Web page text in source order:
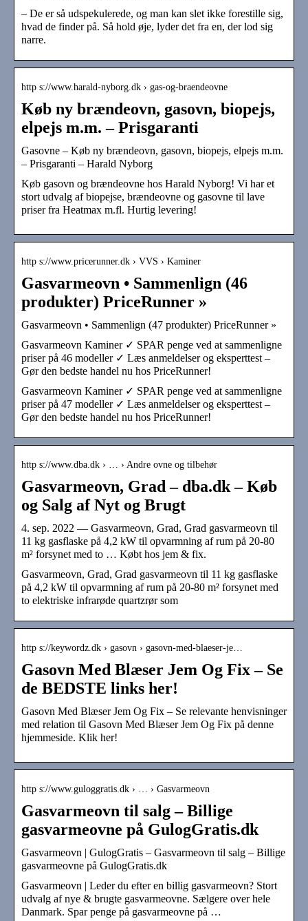
– De er så udspekulerede, og man kan slet ikke forestille sig,
hvad de finder på. Så hold øje, lyder det fra en, der lod sig
narre.
http s://www.harald-nyborg.dk › gas-og-braendeovne
Køb ny brændeovn, gasovn, biopejs,
elpejs m.m. – Prisgaranti
Gasovne – Køb ny brændeovn, gasovn, biopejs, elpejs m.m.
– Prisgaranti – Harald Nyborg
Køb gasovn og brændeovne hos Harald Nyborg! Vi har et
stort udvalg af biopejse, brændeovne og gasovne til lave
priser fra Heatmax m.fl. Hurtig levering!
http s://www.pricerunner.dk › VVS › Kaminer
Gasvarmeovn • Sammenlign (46
produkter) PriceRunner »
Gasvarmeovn • Sammenlign (47 produkter) PriceRunner »
Gasvarmeovn Kaminer ✓ SPAR penge ved at sammenligne
priser på 46 modeller ✓ Læs anmeldelser og eksperttest –
Gør den bedste handel nu hos PriceRunner!
Gasvarmeovn Kaminer ✓ SPAR penge ved at sammenligne
priser på 47 modeller ✓ Læs anmeldelser og eksperttest –
Gør den bedste handel nu hos PriceRunner!
http s://www.dba.dk › … › Andre ovne og tilbehør
Gasvarmeovn, Grad – dba.dk – Køb
og Salg af Nyt og Brugt
4. sep. 2022 — Gasvarmeovn, Grad, Grad gasvarmeovn til
11 kg gasflaske på 4,2 kW til opvarmning af rum på 20-80
m² forsynet med to … Købt hos jem & fix.
Gasvarmeovn, Grad, Grad gasvarmeovn til 11 kg gasflaske
på 4,2 kW til opvarmning af rum på 20-80 m² forsynet med
to elektriske infrarøde quartzrør som
http s://keywordz.dk › gasovn › gasovn-med-blaeser-je…
Gasovn Med Blæser Jem Og Fix – Se
de BEDSTE links her!
Gasovn Med Blæser Jem Og Fix – Se relevante henvisninger
med relation til Gasovn Med Blæser Jem Og Fix på denne
hjemmeside. Klik her!
http s://www.guloggratis.dk › … › Gasvarmeovn
Gasvarmeovn til salg – Billige
gasvarmeovne på GulogGratis.dk
Gasvarmeovn | GulogGratis – Gasvarmeovn til salg – Billige
gasvarmeovne på GulogGratis.dk
Gasvarmeovn | Leder du efter en billig gasvarmeovn? Stort
udvalg af nye & brugte gasvarmeovne. Sælgere over hele
Danmark. Spar penge på gasvarmeovne på …